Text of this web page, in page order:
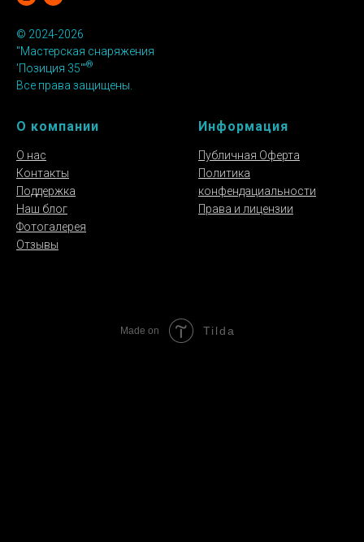
© 2024-2026
"Мастерская снаряжения
'Позиция 35'"®
Все права защищены.
О компании
О нас
Контакты
Поддержка
Наш блог
Фотогалерея
Отзывы
Информация
Публичная Оферта
Политика
конфендациальности
Права и лицензии
Made on Tilda